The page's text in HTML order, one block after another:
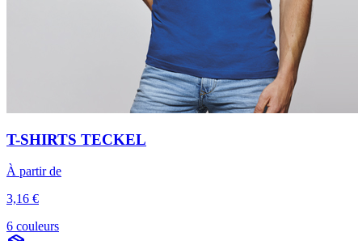
T-SHIRTS TECKEL
À partir de
3,16 €
6 couleurs